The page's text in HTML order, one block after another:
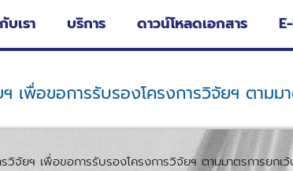
บเรา บริการ ดาวน์โหลดเอกสาร
เพื่อขอการรับรองโครงการวิจัยฯ ตาม
วิจัยฯ เพื่อขอการรับรองโครงการวิจัยฯ ตามมาตรการย